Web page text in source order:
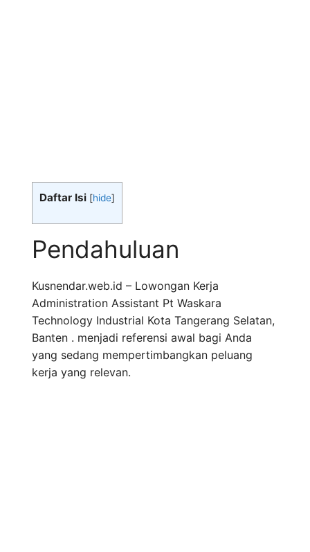
Daftar Isi [hide]
Pendahuluan
Kusnendar.web.id – Lowongan Kerja
Administration Assistant Pt Waskara
Technology Industrial Kota Tangerang Selatan,
Banten . menjadi referensi awal bagi Anda
yang sedang mempertimbangkan peluang
kerja yang relevan.